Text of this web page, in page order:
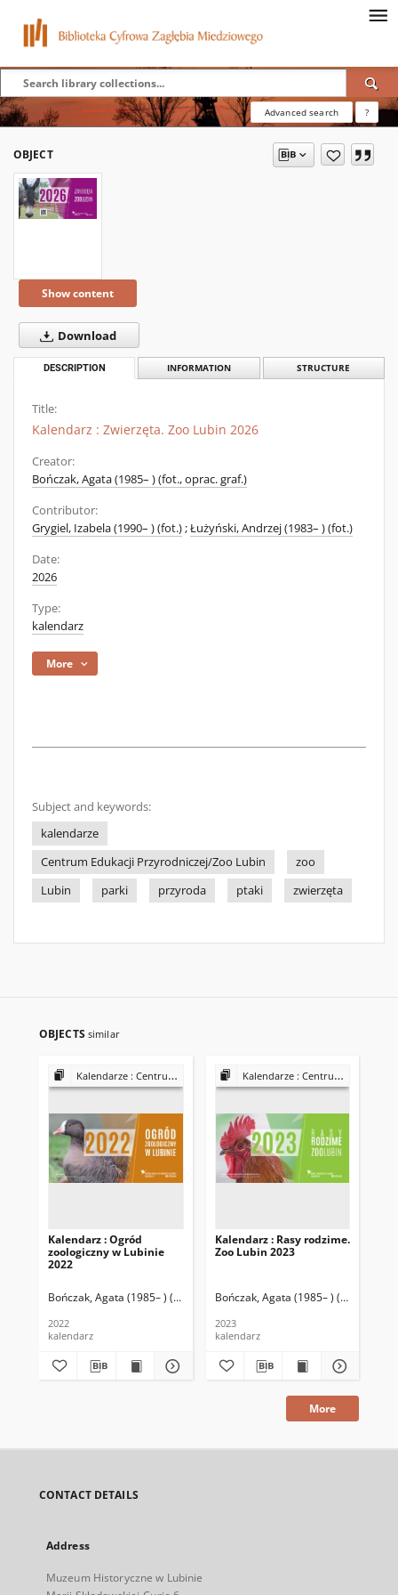
Advanced search ?
OBJECT
Show content
Download
DESCRIPTION INFORMATION STRUCTURE
Title:
Kalendarz : Zwierzęta. Zoo Lubin 2026
Creator:
Bończak, Agata (1985– ) (fot., oprac. graf.)
Contributor:
Grygiel, Izabela (1990– ) (fot.);Łużyński, Andrzej (1983– ) (fot.)
Date:
2026
Type:
kalendarz
More
Subject and keywords:
kalendarze
Centrum Edukacji Przyrodniczej/Zoo Lubin
zoo
Lubin
parki przyroda ptaki zwierzęta
OBJECTS similar
Kalendarze : Centrum Edukacji Przyrodniczej/Zoo Lubin
Kalendarz : Ogród
zoologiczny w Lubinie
2022
Bończak, Agata (1985– ) (fot., oprac. graf.) Łużyński, Andrzej (1983– )
2022
kalendarz
Kalendarze : Centrum Edukacji Przyrodniczej/Zoo Lubin
Kalendarz : Rasy rodzime.
Zoo Lubin 2023
Bończak, Agata (1985– ) (fot., oprac.
2023
kalendarz
More
CONTACT DETAILS
Address
Muzeum Historyczne w Lubinie